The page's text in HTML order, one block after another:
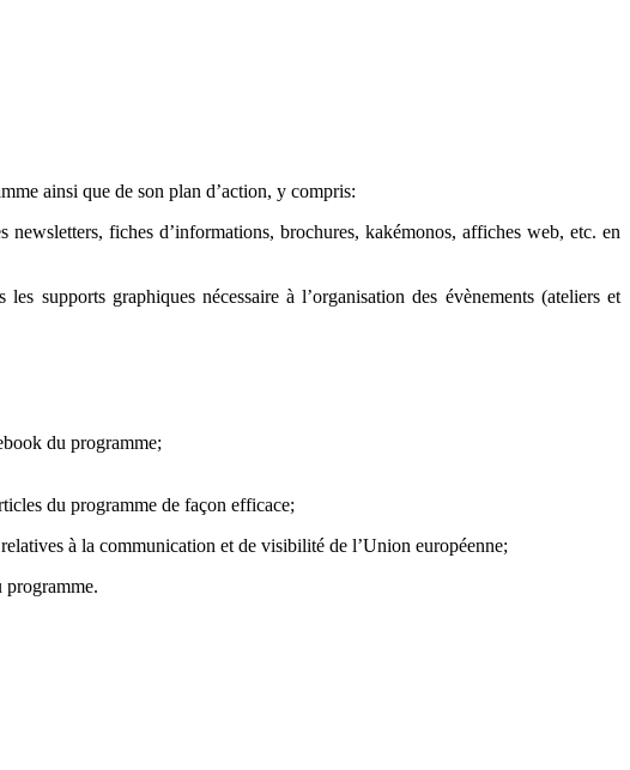
ainsi que de son plan d’action, y compris:
fiches d’informations, brochures, kakémonos, affiches web, etc. en
supports graphiques nécessaire à l’organisation des évènements (ateliers et
du programme;
du programme de façon efficace;
à la communication et de visibilité de l’Union européenne;
programme.